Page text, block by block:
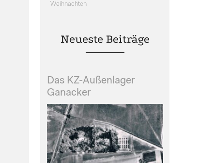
Weihnachten
Neueste Beiträge
Das KZ-Außenlager
Ganacker